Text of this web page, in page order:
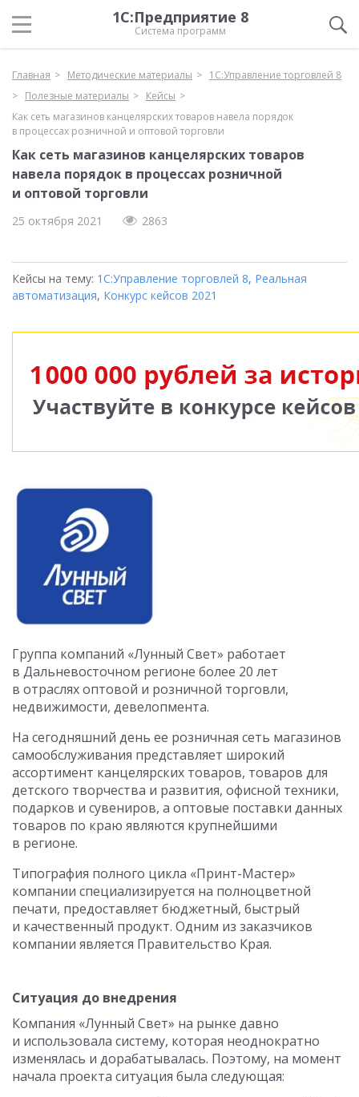
1С:Предприятие 8
Система программ
Главная Методические материалы
1С:Управление торговлей 8
Полезные материалы
Кейсы
Как сеть магазинов канцелярских товаров навела порядок
в процессах розничной и оптовой торговли
Как сеть магазинов канцелярских товаров
навела порядок в процессах розничной
и оптовой торговли
25 октября 2021 2863
Кейсы на тему: 1С:Управление торговлей 8, Реальная
автоматизация, Конкурс кейсов 2021
Группа компаний «Лунный Свет» работает
в Дальневосточном регионе более 20 лет
в отраслях оптовой и розничной торговли,
недвижимости, девелопмента.
На сегодняшний день ее розничная сеть магазинов
самообслуживания представляет широкий
ассортимент канцелярских товаров, товаров для
детского творчества и развития, офисной техники,
подарков и сувениров, а оптовые поставки данных
товаров по краю являются крупнейшими
в регионе.
Типография полного цикла «Принт-Мастер»
компании специализируется на полноцветной
печати, предоставляет бюджетный, быстрый
и качественный продукт. Одним из заказчиков
компании является Правительство Края.
Ситуация до внедрения
Компания «Лунный Свет» на рынке давно
и использовала систему, которая неоднократно
изменялась и дорабатывалась. Поэтому, на момент
начала проекта ситуация была следующая: